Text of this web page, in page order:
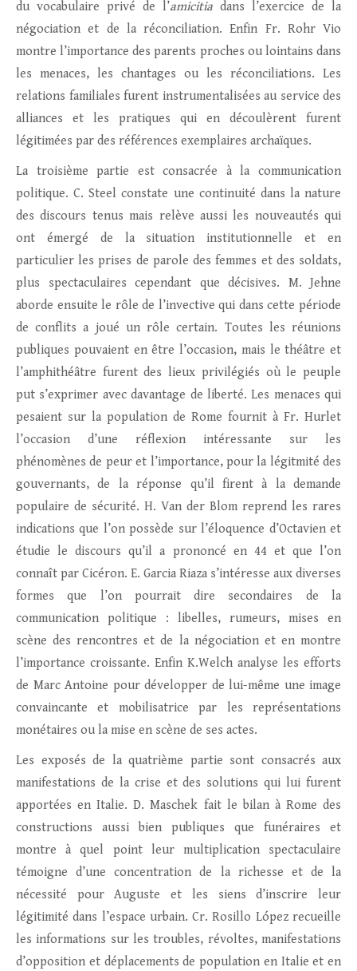
du vocabulaire privé de l’amicitia dans l’exercice de la
négociation et de la réconciliation. Enfin Fr. Rohr Vio
montre l’importance des parents proches ou lointains dans
les menaces, les chantages ou les réconciliations. Les
relations familiales furent instrumentalisées au service des
alliances et les pratiques qui en découlèrent furent
légitimées par des références exemplaires archaïques.
La troisième partie est consacrée à la communication
politique. C. Steel constate une continuité dans la nature
des discours tenus mais relève aussi les nouveautés qui
ont émergé de la situation institutionnelle et en
particulier les prises de parole des femmes et des soldats,
plus spectaculaires cependant que décisives. M. Jehne
aborde ensuite le rôle de l’invective qui dans cette période
de conflits a joué un rôle certain. Toutes les réunions
publiques pouvaient en être l’occasion, mais le théâtre et
l’amphithéâtre furent des lieux privilégiés où le peuple
put s’exprimer avec davantage de liberté. Les menaces qui
pesaient sur la population de Rome fournit à Fr. Hurlet
l’occasion d’une réflexion intéressante sur les
phénomènes de peur et l’importance, pour la légitmité des
gouvernants, de la réponse qu’il firent à la demande
populaire de sécurité. H. Van der Blom reprend les rares
indications que l’on possède sur l’éloquence d’Octavien et
étudie le discours qu’il a prononcé en 44 et que l’on
connaît par Cicéron. E. Garcia Riaza s’intéresse aux diverses
formes que l’on pourrait dire secondaires de la
communication politique : libelles, rumeurs, mises en
scène des rencontres et de la négociation et en montre
l’importance croissante. Enfin K.Welch analyse les efforts
de Marc Antoine pour développer de lui-même une image
convaincante et mobilisatrice par les représentations
monétaires ou la mise en scène de ses actes.
Les exposés de la quatrième partie sont consacrés aux
manifestations de la crise et des solutions qui lui furent
apportées en Italie. D. Maschek fait le bilan à Rome des
constructions aussi bien publiques que funéraires et
montre à quel point leur multiplication spectaculaire
témoigne d’une concentration de la richesse et de la
nécessité pour Auguste et les siens d’inscrire leur
légitimité dans l’espace urbain. Cr. Rosillo López recueille
les informations sur les troubles, révoltes, manifestations
d’opposition et déplacements de population en Italie et en